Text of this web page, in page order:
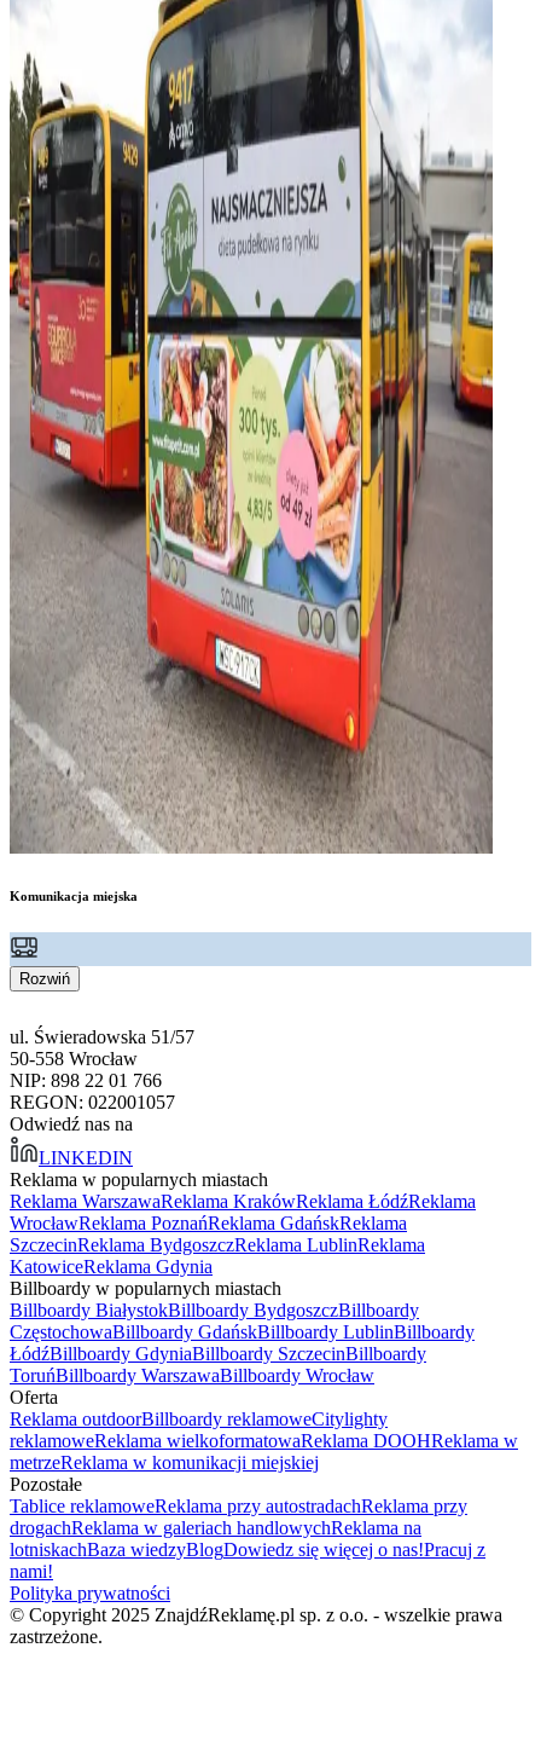
Komunikacja miejska
Rozwiń
ul. Świeradowska 51/57
50-558 Wrocław
NIP: 898 22 01 766
REGON: 022001057
Odwiedź nas na
LINKEDIN
Reklama w popularnych miastach
Reklama WarszawaReklama KrakówReklama ŁódźReklama
WrocławReklama PoznańReklama GdańskReklama
SzczecinReklama BydgoszczReklama LublinReklama
KatowiceReklama Gdynia
Billboardy w popularnych miastach
Billboardy BiałystokBillboardy BydgoszczBillboardy
CzęstochowaBillboardy GdańskBillboardy LublinBillboardy
ŁódźBillboardy GdyniaBillboardy SzczecinBillboardy
ToruńBillboardy WarszawaBillboardy Wrocław
Oferta
Reklama outdoorBillboardy reklamoweCitylighty
reklamoweReklama wielkoformatowaReklama DOOHReklama w
metrzeReklama w komunikacji miejskiej
Pozostałe
Tablice reklamoweReklama przy autostradachReklama przy
drogachReklama w galeriach handlowychReklama na
lotniskachBaza wiedzyBlogDowiedz się więcej o nas!Pracuj z
nami!
Polityka prywatności
© Copyright 2025 ZnajdźReklamę.pl sp. z o.o. - wszelkie prawa
zastrzeżone.